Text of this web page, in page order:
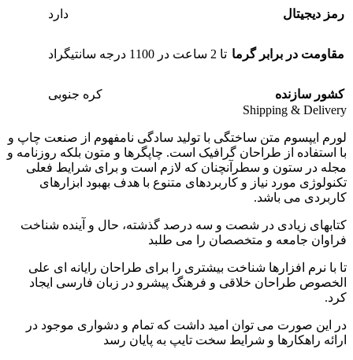
رمز دیجیتال دارد
مقاومت در برابر گرما تا 2 ساعت در 1100 درجه سانتیگراد
کشور سازنده
کره جنوبی
Shipping & Delivery
لورم ایپسوم متن ساختگی با تولید سادگی نامفهوم از صنعت چاپ و
با استفاده از طراحان گرافیک است. چاپگرها و متون بلکه روزنامه و
مجله در ستون و سطرآنچنان که لازم است و برای شرایط فعلی
تکنولوژی مورد نیاز و کاربردهای متنوع با هدف بهبود ابزارهای
کاربردی می باشد.
کتابهای زیادی در شصت و سه درصد گذشته، حال و آینده شناخت
فراوان جامعه و متخصصان را می طلبد
تا با نرم افزارها شناخت بیشتری را برای طراحان رایانه ای علی
الخصوص طراحان خلاقی و فرهنگ پیشرو در زبان فارسی ایجاد
کرد.
در این صورت می توان امید داشت که تمام و دشواری موجود در
ارائه راهکارها و شرایط سخت تایپ به پایان رسد